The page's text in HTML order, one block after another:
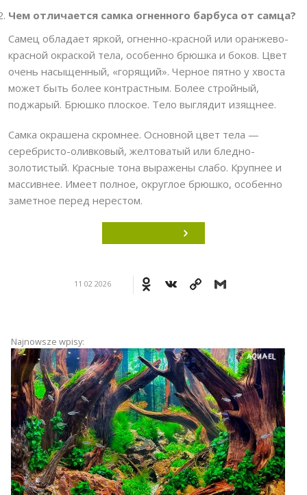
Чем отличается самка огненного барбуса от самца?
Самец обладает яркой, огненно-красной или оранжево-
красной окраской тела, особенно брюшка и боков. Цвет
очень насыщенный, «горящий». Черное пятно у хвоста
может быть более контрастным. Более стройный,
поджарый. Брюшко плоское. Тело выглядит изящнее.
Самка окрашена скромнее. Основной цвет тела —
серебристо-оливковый, желтоватый или бледно-
золотистый. Красные тона выражены слабо. Крупнее и
массивнее. Имеет полное, округлое брюшко, особенно
заметное перед нерестом.
11 02 2026 Odnoklassniki
VK
Copy
Najnowsze wpisy: